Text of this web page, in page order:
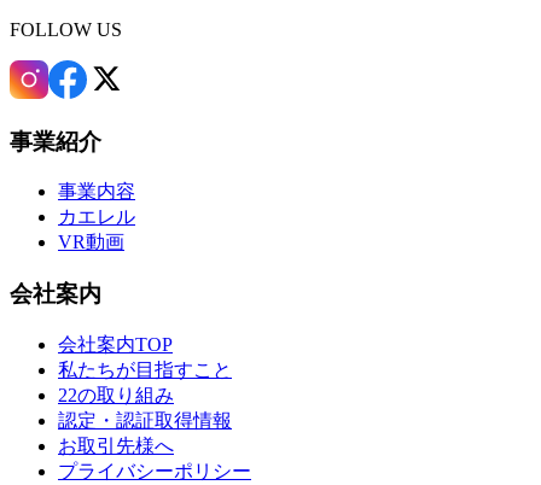
FOLLOW US
事業紹介
事業内容
カエレル
VR動画
会社案内
会社案内TOP
私たちが目指すこと
22の取り組み
認定・認証取得情報
お取引先様へ
プライバシーポリシー